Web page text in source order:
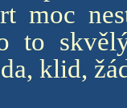
moc
to
klid,